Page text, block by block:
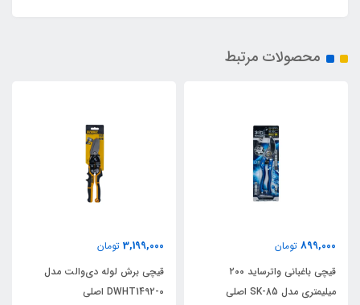
محصولات مرتبط
899,000 تومان
قیچی باغبانی واترساید ۲۰۰
میلیمتری مدل SK-85 اصلی
3,199,000 تومان
قیچی برش لوله دی‌والت مدل
DWHT1492-0 اصلی